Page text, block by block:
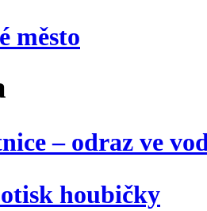
město
– odraz ve
houbičky